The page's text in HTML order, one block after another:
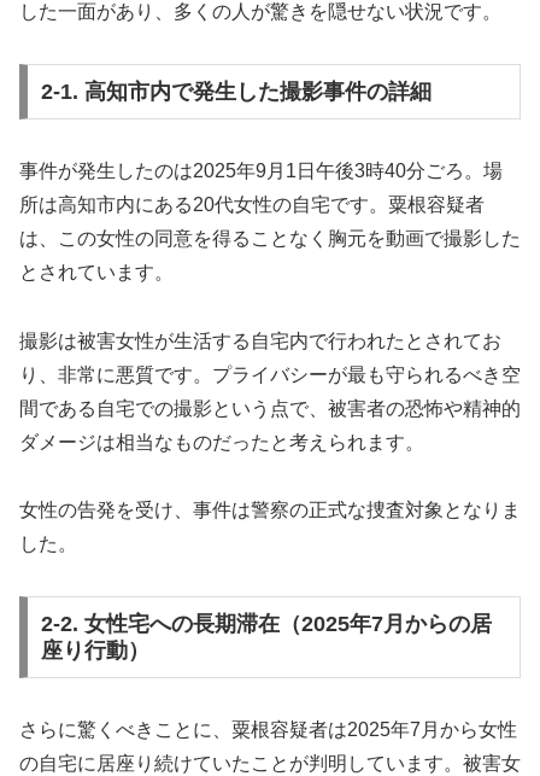
した一面があり、多くの人が驚きを隠せない状況です。
2-1. 高知市内で発生した撮影事件の詳細
事件が発生したのは2025年9月1日午後3時40分ごろ。場
所は高知市内にある20代女性の自宅です。粟根容疑者
は、この女性の同意を得ることなく胸元を動画で撮影した
とされています。
撮影は被害女性が生活する自宅内で行われたとされてお
り、非常に悪質です。プライバシーが最も守られるべき空
間である自宅での撮影という点で、被害者の恐怖や精神的
ダメージは相当なものだったと考えられます。
女性の告発を受け、事件は警察の正式な捜査対象となりま
した。
2-2. 女性宅への長期滞在（2025年7月からの居
座り行動）
さらに驚くべきことに、粟根容疑者は2025年7月から女性
の自宅に居座り続けていたことが判明しています。被害女